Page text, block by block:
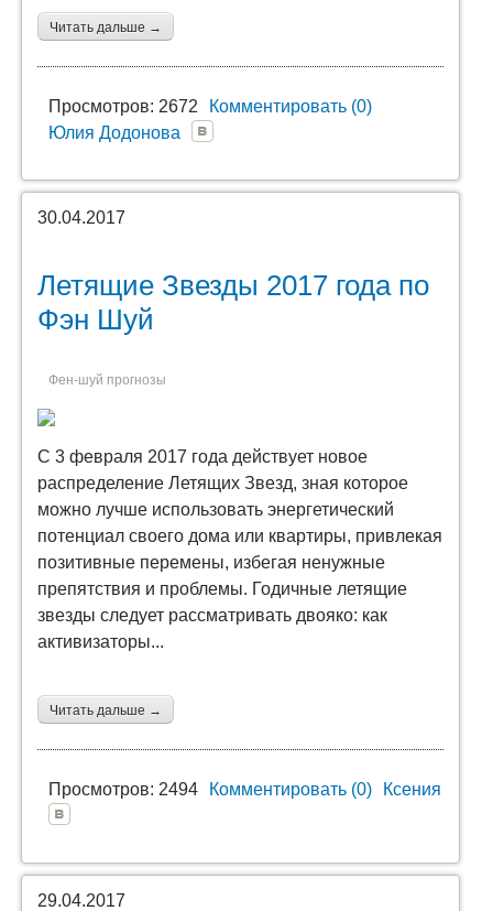
Читать дальше →
Просмотров: 2672
Комментировать (0)
Юлия Додонова
30.04.2017
Летящие Звезды 2017 года по
Фэн Шуй
Фен-шуй прогнозы
С 3 февраля 2017 года действует новое
распределение Летящих Звезд, зная которое
можно лучше использовать энергетический
потенциал своего дома или квартиры, привлекая
позитивные перемены, избегая ненужные
препятствия и проблемы. Годичные летящие
звезды следует рассматривать двояко: как
активизаторы...
Читать дальше →
Просмотров: 2494 Комментировать (0) Ксения
29.04.2017